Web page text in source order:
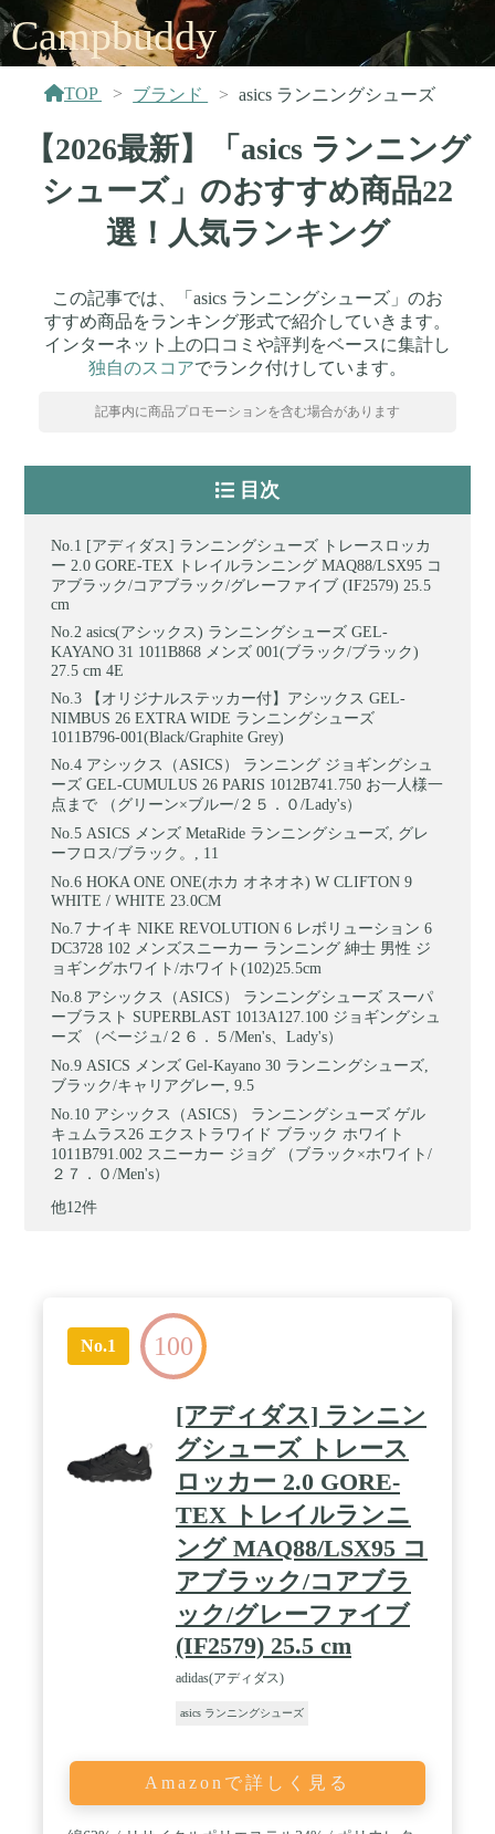
Campbuddy
TOP ブランド asics ランニングシューズ
【2026最新】「asics ランニング
シューズ」のおすすめ商品22
選！人気ランキング
この記事では、「asics ランニングシューズ」のお
すすめ商品をランキング形式で紹介していきます。
インターネット上の口コミや評判をベースに集計し
独自のスコアでランク付けしています。
記事内に商品プロモーションを含む場合があります
目次
[アディダス] ランニングシューズ トレースロッカ
ー 2.0 GORE-TEX トレイルランニング MAQ88/LSX95 コ
アブラック/コアブラック/グレーファイブ (IF2579) 25.5
cm
asics(アシックス) ランニングシューズ GEL-
KAYANO 31 1011B868 メンズ 001(ブラック/ブラック)
27.5 cm 4E
【オリジナルステッカー付】アシックス GEL-
NIMBUS 26 EXTRA WIDE ランニングシューズ
1011B796-001(Black/Graphite Grey)
アシックス（ASICS） ランニング ジョギングシュ
ーズ GEL-CUMULUS 26 PARIS 1012B741.750 お一人様一
点まで （グリーン×ブルー/２５．０/Lady's）
ASICS メンズ MetaRide ランニングシューズ, グレ
ーフロス/ブラック。, 11
HOKA ONE ONE(ホカ オネオネ) W CLIFTON 9
WHITE / WHITE 23.0CM
ナイキ NIKE REVOLUTION 6 レボリューション 6
DC3728 102 メンズスニーカー ランニング 紳士 男性 ジ
ョギングホワイト/ホワイト(102)25.5cm
アシックス（ASICS） ランニングシューズ スーパ
ーブラスト SUPERBLAST 1013A127.100 ジョギングシュ
ーズ （ベージュ/２６．５/Men's、Lady's）
ASICS メンズ Gel-Kayano 30 ランニングシューズ,
ブラック/キャリアグレー, 9.5
アシックス（ASICS） ランニングシューズ ゲル
キュムラス26 エクストラワイド ブラック ホワイト
1011B791.002 スニーカー ジョグ （ブラック×ホワイト/
２７．０/Men's）
他12件
No.1 100
[アディダス] ランニン
グシューズ トレース
ロッカー 2.0 GORE-
TEX トレイルランニ
ング MAQ88/LSX95 コ
アブラック/コアブラ
ック/グレーファイブ
(IF2579) 25.5 cm
adidas(アディダス)
asics ランニングシューズ
Amazonで詳しく見る